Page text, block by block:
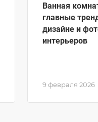
9 февраля 2026
Ванная
главные
дизайне и
интерьеров